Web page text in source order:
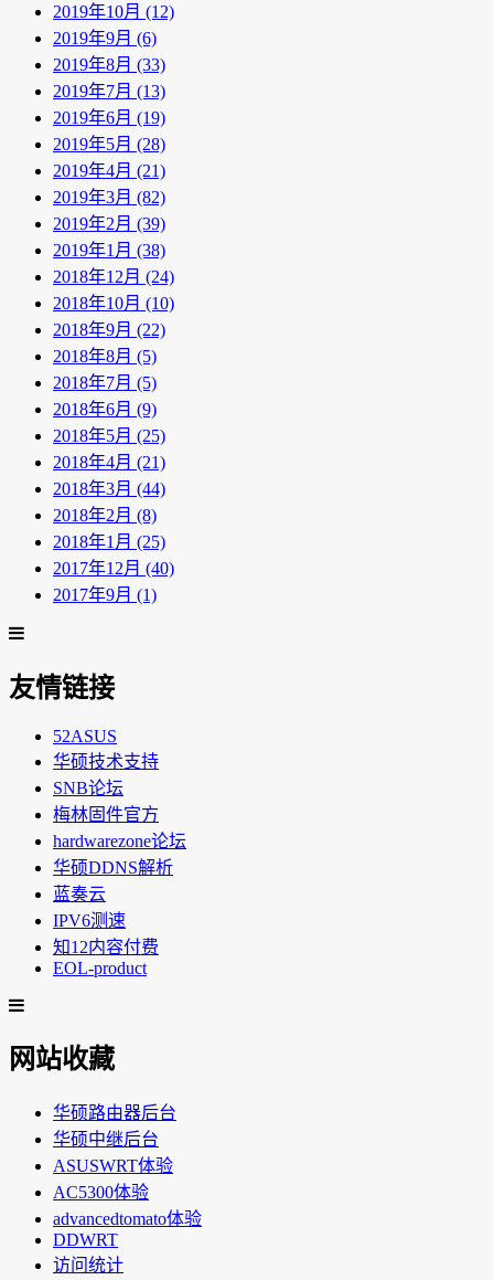
2019年10月 (12)
2019年9月 (6)
2019年8月 (33)
2019年7月 (13)
2019年6月 (19)
2019年5月 (28)
2019年4月 (21)
2019年3月 (82)
2019年2月 (39)
2019年1月 (38)
2018年12月 (24)
2018年10月 (10)
2018年9月 (22)
2018年8月 (5)
2018年7月 (5)
2018年6月 (9)
2018年5月 (25)
2018年4月 (21)
2018年3月 (44)
2018年2月 (8)
2018年1月 (25)
2017年12月 (40)
2017年9月 (1)
友情链接
52ASUS
华硕技术支持
SNB论坛
梅林固件官方
hardwarezone论坛
华硕DDNS解析
蓝奏云
IPV6测速
知12内容付费
EOL-product
网站收藏
华硕路由器后台
华硕中继后台
ASUSWRT体验
AC5300体验
advancedtomato体验
DDWRT
访问统计